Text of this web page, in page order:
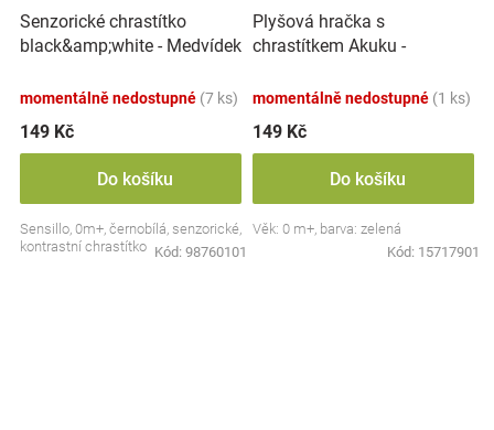
Senzorické chrastítko
black&amp;white - Medvídek
momentálně nedostupné (7 ks)
149 Kč
Do košíku
Sensillo, 0m+, černobílá, senzorické,
kontrastní chrastítko Kód: 98760101
Plyšová hračka s
chrastítkem Akuku -
momentálně nedostupné (1 ks)
149 Kč
Do košíku
Věk: 0 m+, barva: zelená
Kód: 15717901